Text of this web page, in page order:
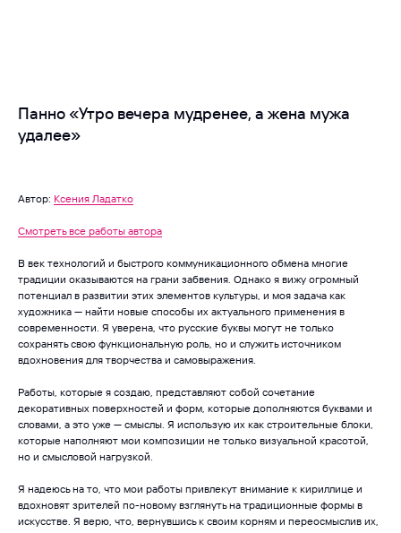
Панно «Утро вечера мудренее, а жена мужа
удалее»
Автор: Ксения Ладатко
Смотреть все работы автора
В век технологий и быстрого коммуникационного обмена многие
традиции оказываются на грани забвения. Однако я вижу огромный
потенциал в развитии этих элементов культуры, и моя задача как
художника — найти новые способы их актуального применения в
современности. Я уверена, что русские буквы могут не только
сохранять свою функциональную роль, но и служить источником
вдохновения для творчества и самовыражения.
Работы, которые я создаю, представляют собой сочетание
декоративных поверхностей и форм, которые дополняются буквами и
словами, а это уже — смыслы. Я использую их как строительные блоки,
которые наполняют мои композиции не только визуальной красотой,
но и смысловой нагрузкой.
Я надеюсь на то, что мои работы привлекут внимание к кириллице и
вдохновят зрителей по-новому взглянуть на традиционные формы в
искусстве. Я верю, что, вернувшись к своим корням и переосмыслив их,